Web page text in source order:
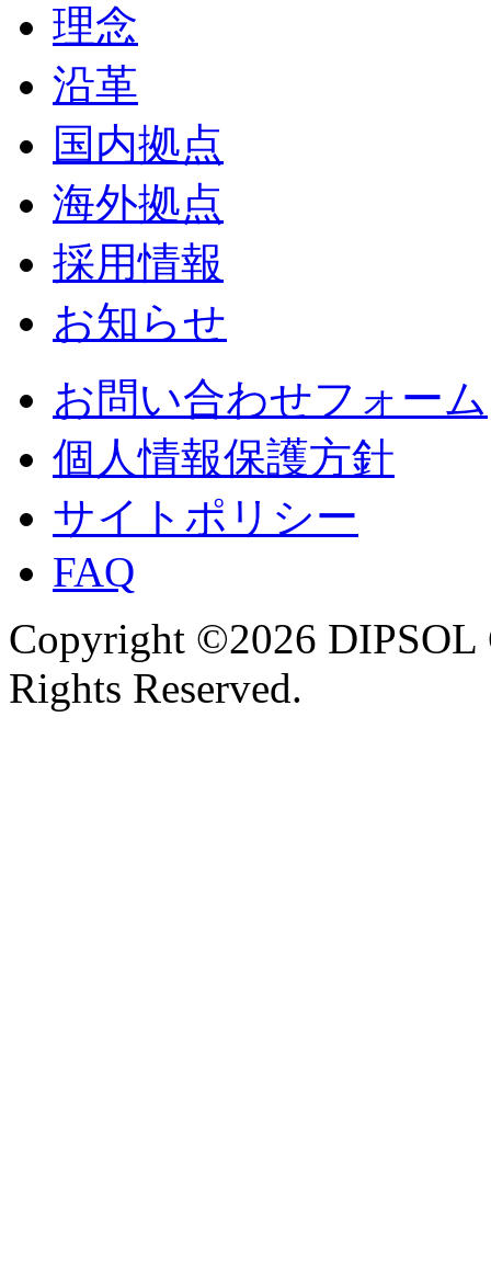
理念
沿革
国内拠点
海外拠点
採用情報
お知らせ
お問い合わせフォーム
個人情報保護方針
サイトポリシー
FAQ
Copyright ©2026
Rights Reserved.